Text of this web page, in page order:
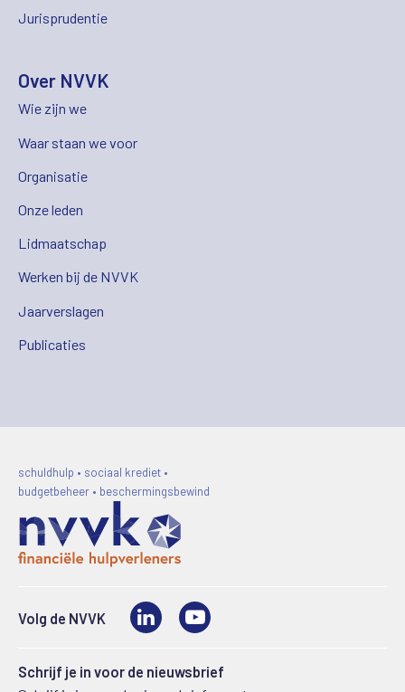
Jurisprudentie
Over NVVK
Wie zijn we
Waar staan we voor
Organisatie
Onze leden
Lidmaatschap
Werken bij de NVVK
Jaarverslagen
Publicaties
schuldhulp • sociaal krediet •
budgetbeheer • beschermingsbewind
Volg de NVVK LinkedIn
Schrijf je in voor de nieuwsbrief